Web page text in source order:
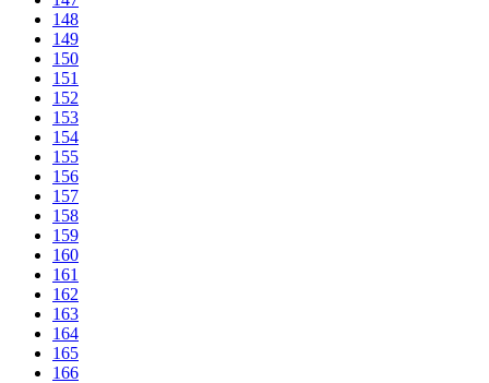
148
149
150
151
152
153
154
155
156
157
158
159
160
161
162
163
164
165
166